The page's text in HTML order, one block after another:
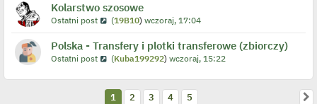
Kolarstwo szosowe
Ostatni post (19B10) wczoraj, 17:04
Polska - Transfery i plotki transferowe (zbiorczy)
Ostatni post (Kuba199292) wczoraj, 15:22
1 2 3 4 5